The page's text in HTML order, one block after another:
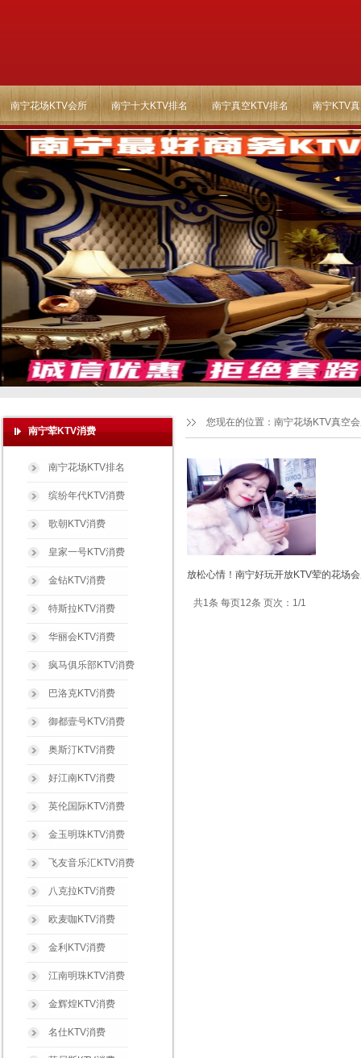
南宁花场KTV会所 南宁十大KTV排名 南宁真空KTV排名 南宁KTV
南宁荤KTV消费
南宁花场KTV排名
缤纷年代KTV消费
歌朝KTV消费
皇家一号KTV消费
金钻KTV消费
特斯拉KTV消费
华丽会KTV消费
疯马俱乐部KTV消费
巴洛克KTV消费
御都壹号KTV消费
奥斯汀KTV消费
好江南KTV消费
英伦国际KTV消费
金玉明珠KTV消费
飞友音乐汇KTV消费
八克拉KTV消费
欧麦咖KTV消费
金利KTV消费
江南明珠KTV消费
金辉煌KTV消费
名仕KTV消费
放松心情！南宁好玩开放KTV荤的花场
共1条 每页12条 页次：1/1
您现在的位置： 南宁花场KTV真空